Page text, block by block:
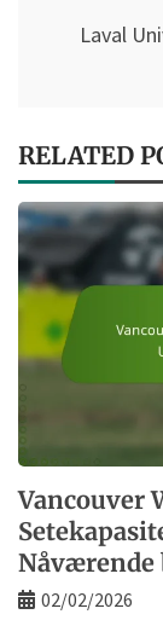
Laval
RELATED
Vancouver
Nåværende
02/02/2026